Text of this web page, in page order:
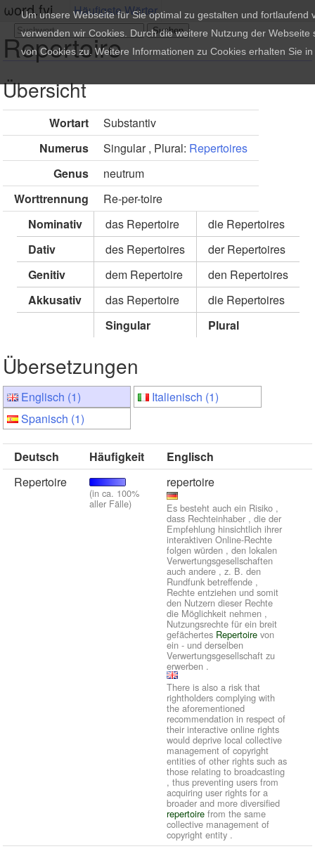
ωord.fyi Häufigste Wörter
Repertoire
Übersicht
Wortart
Substantiv
Numerus
Singular , Plural: Repertoires
Genus
neutrum
Worttrennung
Re-per-toire
Nominativ
das Repertoire
die Repertoires
Dativ
des Repertoires
der Repertoires
Genitiv
dem Repertoire
den Repertoires
Akkusativ
das Repertoire
die Repertoires
Singular
Plural
Übersetzungen
Englisch (1)
Italienisch (1)
Spanisch (1)
Deutsch Häufigkeit
Englisch
Repertoire
(in ca. 100%
aller Fälle)
repertoire
Es besteht auch ein Risiko ,
dass Rechteinhaber , die der
Empfehlung hinsichtlich ihrer
interaktiven Online-Rechte
folgen würden , den lokalen
Verwertungsgesellschaften
auch andere , z. B. den
Rundfunk betreffende ,
Rechte entziehen und somit
den Nutzern dieser Rechte
die Möglichkeit nehmen ,
Nutzungsrechte für ein breit
gefächertes Repertoire von
ein - und derselben
Verwertungsgesellschaft zu
erwerben .
There is also a risk that
rightholders complying with
the aforementioned
recommendation in respect of
their interactive online rights
would deprive local collective
management of copyright
entities of other rights such as
those relating to broadcasting
, thus preventing users from
acquiring user rights for a
broader and more diversified
repertoire from the same
collective management of
copyright entity .
Um unsere Webseite für Sie optimal zu gestalten und fortlaufend
verwenden wir Cookies. Durch die weitere Nutzung der Webseite
von Cookies zu. Weitere Informationen zu Cookies erhalten Sie